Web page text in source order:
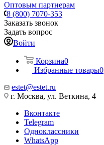
Оптовым партнерам
8 (800) 7070-353
Заказать звонок
Задать вопрос
Войти
Корзина0
Избранные товары0
estet@estet.ru
г. Москва, ул. Веткина, 4
Вконтакте
Telegram
Одноклассники
WhatsApp